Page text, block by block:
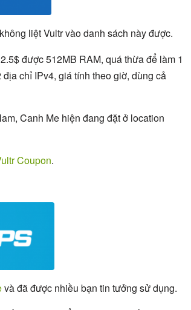
liệt Vultr vào danh sách này được.
được 512MB RAM, quá thừa để làm 1
chỉ IPv4, giá tính theo giờ, dùng cả
Canh Me hiện đang đặt ở location
Coupon.
và đã được nhiều bạn tin tưởng sử dụng.